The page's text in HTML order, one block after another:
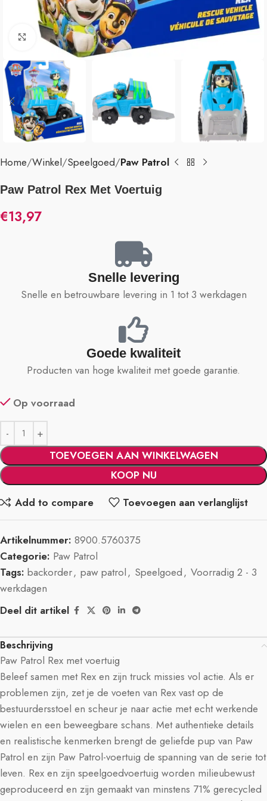
Klik om te vergroten
Home Winkel Speelgoed Paw Patrol
Paw Patrol Rex Met Voertuig
€13,97
Snelle levering
Snelle en betrouwbare levering in 1 tot 3 werkdagen
Goede kwaliteit
Producten van hoge kwaliteit met goede garantie.
Op voorraad
TOEVOEGEN AAN WINKELWAGEN
KOOP NU
Add to compare
Toevoegen aan verlanglijst
Artikelnummer: 8900.5760375
Categorie: Paw Patrol
Tags: backorder, paw patrol, Speelgoed, Voorradig 2 - 3
werkdagen
Deel dit artikel
Beschrijving
Paw Patrol Rex met voertuig
Beleef samen met Rex en zijn truck missies vol actie. Als er
problemen zijn, zet je de voeten van Rex vast op de
bestuurdersstoel en scheur je naar actie met echt werkende
wielen en een beweegbare schans. Met authentieke details
en realistische kenmerken brengt de geliefde pup van Paw
Patrol en zijn Paw Patrol-voertuig de spanning van de serie tot
leven. Rex en zijn speelgoedvoertuig worden milieubewust
geproduceerd en zijn gemaakt van minstens 71% gerecycled